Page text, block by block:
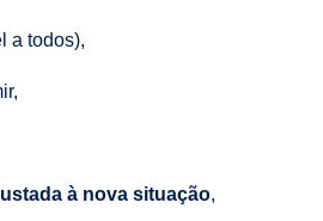
a todos),
à nova situação,